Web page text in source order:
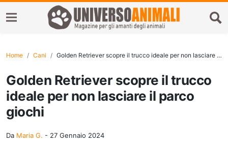
Home Cani Golden Retriever scopre il trucco ideale per non lasciare il parco giochi
Golden Retriever scopre il trucco
ideale per non lasciare il parco
giochi
Da Maria G. - 27 Gennaio 2024